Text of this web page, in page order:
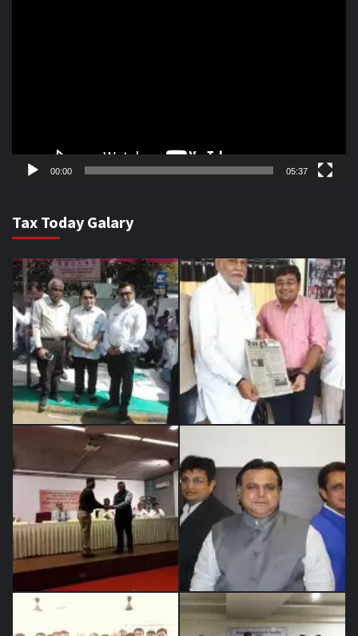
00:00 05:37
Tax Today Galary